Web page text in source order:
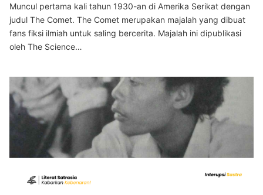
Muncul pertama kali tahun 1930-an di Amerika Serikat dengan
judul The Comet. The Comet merupakan majalah yang dibuat
fans fiksi ilmiah untuk saling bercerita. Majalah ini dipublikasi
oleh The Science…